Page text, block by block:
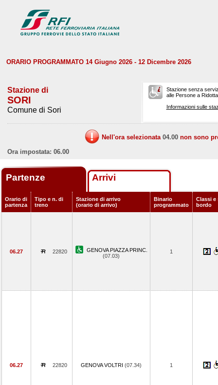
ORARIO PROGRAMMATO 14 Giugno 2026 - 12 Dicembre 2026
Stazione di
SORI
Comune di Sori
Stazione senza
alle Persone a
Informazioni sulle
Nell'ora selezionata 04.00 non sono
Ora impostata: 06.00
Partenze Arrivi
Orario di
partenza
Tipo e n. di
treno
Stazione di arrivo
(orario di arrivo)
Binario
programmato
Classi e
bordo
06.27 22820
GENOVA PIAZZA PRINC.
(07.03)
1
06.27 22820 GENOVA VOLTRI (07.34) 1